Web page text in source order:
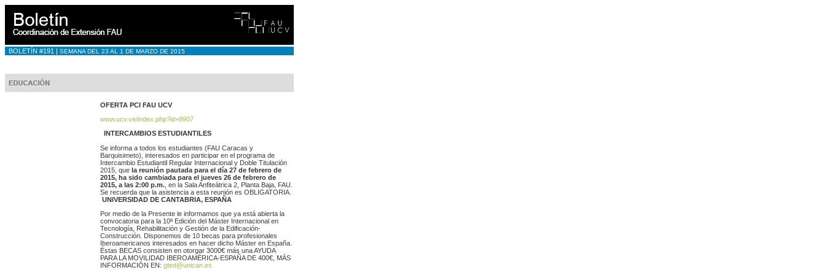
BOLETÍN #191 | SEMANA DEL 23 AL 1 DE MARZO DE 2015
OFERTA PCI FAU UCV
www.ucv.ve/index.php?id=9907
INTERCAMBIOS ESTUDIANTILES
Se informa a todos los estudiantes (FAU Caracas y
Barquisimeto), interesados en participar en el programa de
Intercambio Estudiantil Regular Internacional y Doble Titulación
2015, que la reunión pautada para el día 27 de febrero de
2015, ha sido cambiada para el jueves 26 de febrero de
2015, a las 2:00 p.m., en la Sala Anfiteátrica 2, Planta Baja, FAU.
Se recuerda que la asistencia a esta reunión es OBLIGATORIA.
UNIVERSIDAD DE CANTABRIA, ESPAÑA
Por medio de la Presente le informamos que ya está abierta la
convocatoria para la 10ª Edición del Máster Internacional en
Tecnología, Rehabilitación y Gestión de la Edificación-
Construcción. Disponemos de 10 becas para profesionales
Iberoamericanos interesados en hacer dicho Máster en España.
Éstas BECAS consisten en otorgar 3000€ más una AYUDA
PARA LA MOVILIDAD IBEROAMÉRICA-ESPAÑA DE 400€, MÁS
INFORMACIÓN EN: gted@unican.es